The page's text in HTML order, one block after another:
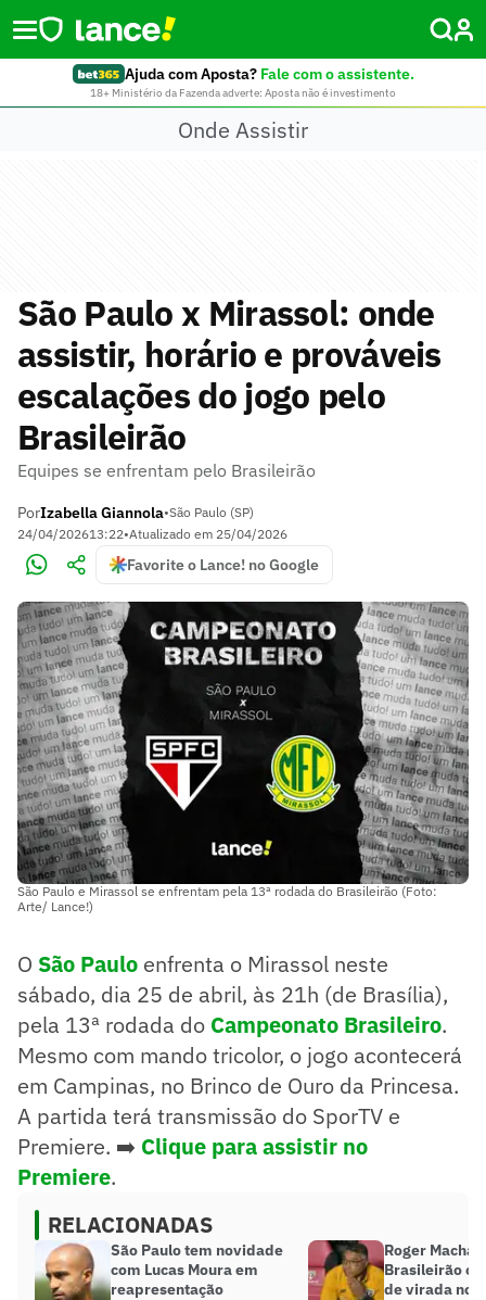
Ajuda com Aposta? Fale com o assistente.
18+ Ministério da Fazenda adverte: Aposta não é investimento
Onde Assistir
São Paulo x Mirassol: onde
assistir, horário e prováveis
escalações do jogo pelo
Brasileirão
Equipes se enfrentam pelo Brasileirão
PorIzabella Giannola•São Paulo (SP)
24/04/202613:22•Atualizado em 25/04/2026
Favorite o Lance! no Google
São Paulo e Mirassol se enfrentam pela 13ª rodada do Brasileirão (Foto:
Arte/ Lance!)
O São Paulo enfrenta o Mirassol neste
sábado, dia 25 de abril, às 21h (de Brasília),
pela 13ª rodada do Campeonato Brasileiro.
Mesmo com mando tricolor, o jogo acontecerá
em Campinas, no Brinco de Ouro da Princesa.
A partida terá transmissão do SporTV e
Premiere. ➡️ Clique para assistir no
Premiere.
RELACIONADAS
São Paulo tem novidade
com Lucas Moura em
reapresentação
Roger
Brasileirão
de virada no